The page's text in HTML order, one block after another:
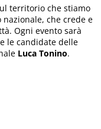
territorio che stiamo
che crede e
Ogni evento sarà
le candidate delle
Luca Tonino.